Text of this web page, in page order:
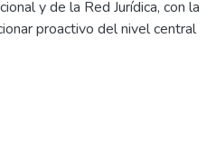
y de la Red Jurídica, con la
proactivo del nivel central